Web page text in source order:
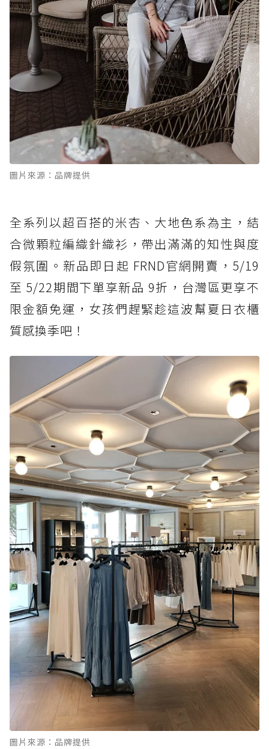
圖片來源：品牌提供
全系列以超百搭的米杏、大地色系為主，結
合微顆粒編織針織衫，帶出滿滿的知性與度
假氛圍。新品即日起 FRND官網開賣，5/19
至 5/22期間下單享新品 9折，台灣區更享不
限金額免運，女孩們趕緊趁這波幫夏日衣櫃
質感換季吧！
圖片來源：品牌提供